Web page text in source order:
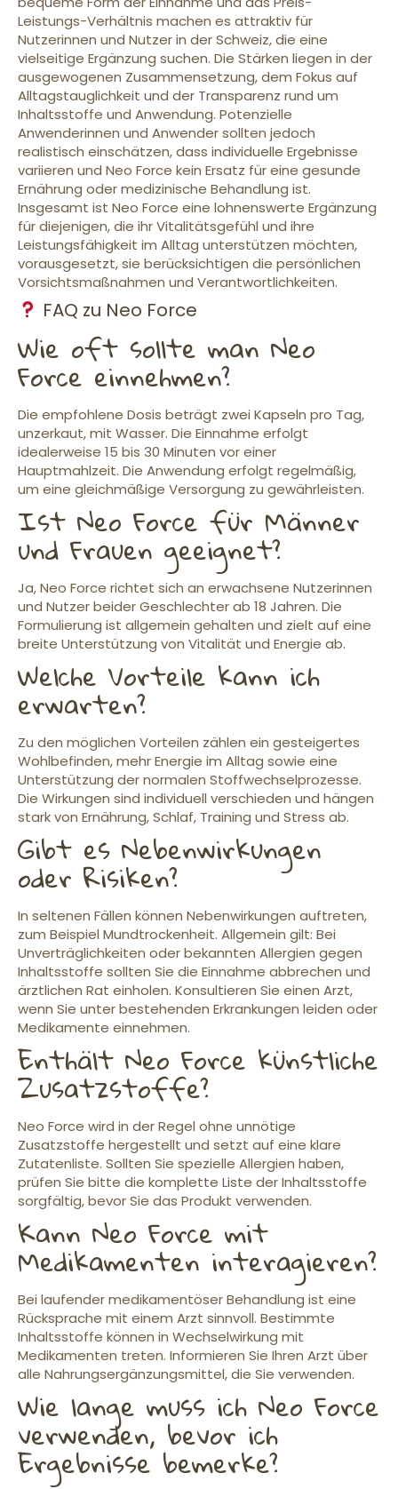
Leistungs-Verhältnis machen es attraktiv für
Nutzerinnen und Nutzer in der Schweiz, die eine
vielseitige Ergänzung suchen. Die Stärken liegen in der
ausgewogenen Zusammensetzung, dem Fokus auf
Alltagstauglichkeit und der Transparenz rund um
Inhaltsstoffe und Anwendung. Potenzielle
Anwenderinnen und Anwender sollten jedoch
realistisch einschätzen, dass individuelle Ergebnisse
variieren und Neo Force kein Ersatz für eine gesunde
Ernährung oder medizinische Behandlung ist.
Insgesamt ist Neo Force eine lohnenswerte Ergänzung
für diejenigen, die ihr Vitalitätsgefühl und ihre
Leistungsfähigkeit im Alltag unterstützen möchten,
vorausgesetzt, sie berücksichtigen die persönlichen
Vorsichtsmaßnahmen und Verantwortlichkeiten.
FAQ zu Neo Force
Wie oft sollte man Neo
Force einnehmen?
Die empfohlene Dosis beträgt zwei Kapseln pro Tag,
unzerkaut, mit Wasser. Die Einnahme erfolgt
idealerweise 15 bis 30 Minuten vor einer
Hauptmahlzeit. Die Anwendung erfolgt regelmäßig,
um eine gleichmäßige Versorgung zu gewährleisten.
Ist Neo Force für Männer
und Frauen geeignet?
Ja, Neo Force richtet sich an erwachsene Nutzerinnen
und Nutzer beider Geschlechter ab 18 Jahren. Die
Formulierung ist allgemein gehalten und zielt auf eine
breite Unterstützung von Vitalität und Energie ab.
Welche Vorteile kann ich
erwarten?
Zu den möglichen Vorteilen zählen ein gesteigertes
Wohlbefinden, mehr Energie im Alltag sowie eine
Unterstützung der normalen Stoffwechselprozesse.
Die Wirkungen sind individuell verschieden und hängen
stark von Ernährung, Schlaf, Training und Stress ab.
Gibt es Nebenwirkungen
oder Risiken?
In seltenen Fällen können Nebenwirkungen auftreten,
zum Beispiel Mundtrockenheit. Allgemein gilt: Bei
Unverträglichkeiten oder bekannten Allergien gegen
Inhaltsstoffe sollten Sie die Einnahme abbrechen und
ärztlichen Rat einholen. Konsultieren Sie einen Arzt,
wenn Sie unter bestehenden Erkrankungen leiden oder
Medikamente einnehmen.
Enthält Neo Force künstliche
Zusatzstoffe?
Neo Force wird in der Regel ohne unnötige
Zusatzstoffe hergestellt und setzt auf eine klare
Zutatenliste. Sollten Sie spezielle Allergien haben,
prüfen Sie bitte die komplette Liste der Inhaltsstoffe
sorgfältig, bevor Sie das Produkt verwenden.
Kann Neo Force mit
Medikamenten interagieren?
Bei laufender medikamentöser Behandlung ist eine
Rücksprache mit einem Arzt sinnvoll. Bestimmte
Inhaltsstoffe können in Wechselwirkung mit
Medikamenten treten. Informieren Sie Ihren Arzt über
alle Nahrungsergänzungsmittel, die Sie verwenden.
Wie lange muss ich Neo Force
verwenden, bevor ich
Ergebnisse bemerke?